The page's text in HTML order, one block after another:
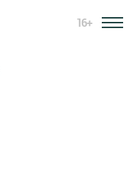
16+